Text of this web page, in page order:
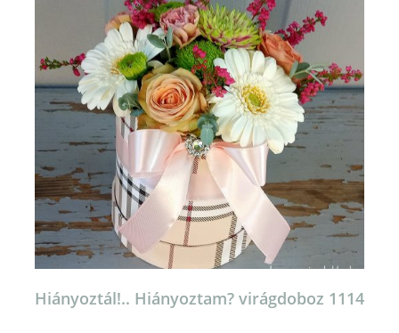
Hiányoztál!.. Hiányoztam? virágdoboz 1114